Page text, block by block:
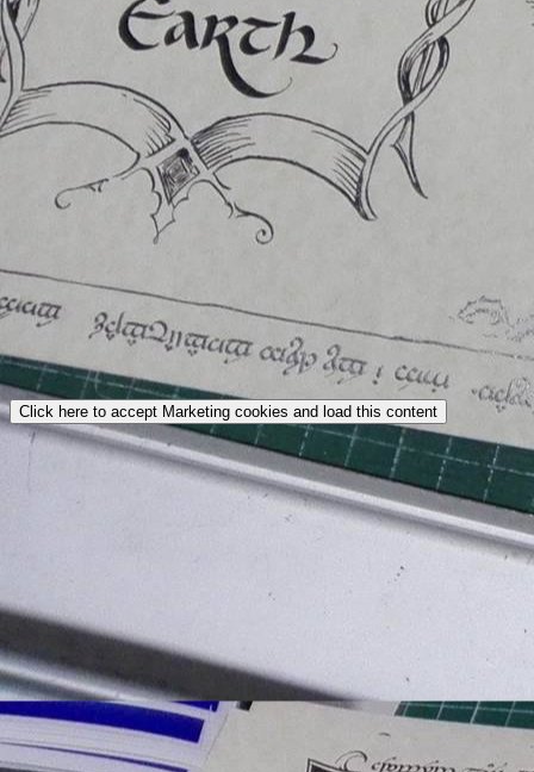
Click here to accept Marketing cookies and load this content